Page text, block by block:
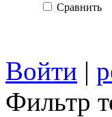
Сравнить
Войти |
Фильтр